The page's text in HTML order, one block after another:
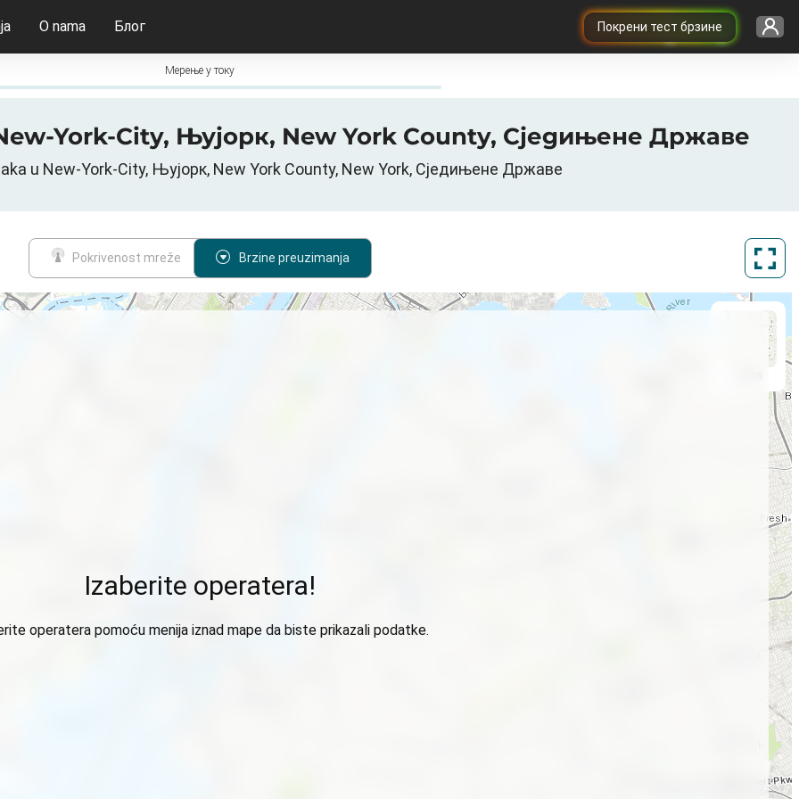
Покрени тест брзине
O nama Блог
Мерење у току
York-City, Њујорк, New York County, Сједињене Државе
u New-York-City, Њујорк, New York County, New York, Сједињене Државе
Pokrivenost mreže Brzine preuzimanja
Izaberite operatera!
operatera pomoću menija iznad mape da biste prikazali podatke.